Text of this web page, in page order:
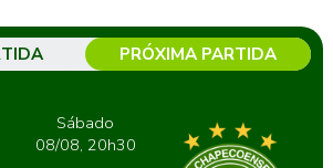
PRÓXIMA PARTIDA
Sábado
08/08, 20h30